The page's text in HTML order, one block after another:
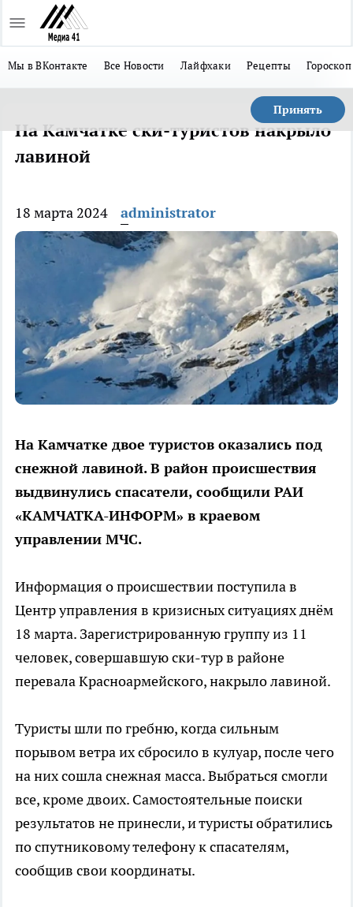
Мы в ВКонтакте Все Новости Лайфхаки Рецепты Гороскоп
Принять
На Камчатке ски-туристов накрыло
лавиной
18 марта 2024 administrator
На Камчатке двое туристов оказались под
снежной лавиной. В район происшествия
выдвинулись спасатели, сообщили РАИ
«КАМЧАТКА-ИНФОРМ» в краевом
управлении МЧС.
Информация о происшествии поступила в
Центр управления в кризисных ситуациях днём
18 марта. Зарегистрированную группу из 11
человек, совершавшую ски-тур в районе
перевала Красноармейского, накрыло лавиной.
Туристы шли по гребню, когда сильным
порывом ветра их сбросило в кулуар, после чего
на них сошла снежная масса. Выбраться смогли
все, кроме двоих. Самостоятельные поиски
результатов не принесли, и туристы обратились
по спутниковому телефону к спасателям,
сообщив свои координаты.